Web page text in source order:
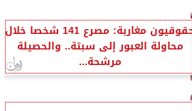
حقوقيون مغاربة: مصرع 141 شخصا خلال
محاولة العبور إلى سبتة.. والحصيلة
مرشحة...